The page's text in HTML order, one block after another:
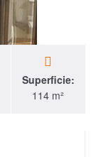
Superficie:
114 m²